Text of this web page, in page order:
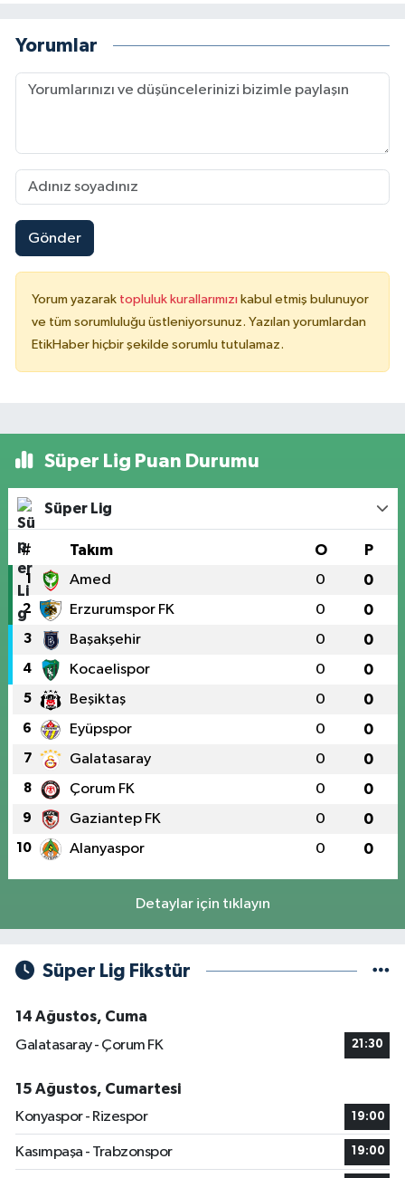
Yorumlar
Gönder
Yorum yazarak topluluk kurallarımızı kabul etmiş bulunuyor
ve tüm sorumluluğu üstleniyorsunuz. Yazılan yorumlardan
EtikHaber hiçbir şekilde sorumlu tutulamaz.
Süper Lig Puan Durumu
Süper Lig
# Takım O P
1 Amed 0 0
2 Erzurumspor FK 0 0
3 Başakşehir 0 0
4 Kocaelispor 0 0
5 Beşiktaş 0 0
6 Eyüpspor 0 0
7 Galatasaray 0 0
8 Çorum FK 0 0
9 Gaziantep FK 0 0
10 Alanyaspor 0 0
Detaylar için tıklayın
Süper Lig Fikstür
14 Ağustos, Cuma
Galatasaray - Çorum FK
21:30
15 Ağustos, Cumartesi
Konyaspor - Rizespor
19:00
Kasımpaşa - Trabzonspor 19:00